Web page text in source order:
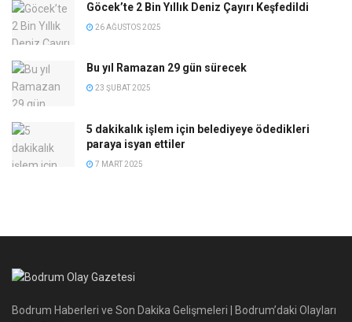
Göcek’te 2 Bin Yıllık Deniz Çayırı Keşfedildi
26 AĞUSTOS 2025
Bu yıl Ramazan 29 gün sürecek
23 ŞUBAT 2025
5 dakikalık işlem için belediyeye ödedikleri
paraya isyan ettiler
7 MART 2025
Bodrum Haberleri ve Son Dakika Gelişmeleri | Bodrum’daki Olayları